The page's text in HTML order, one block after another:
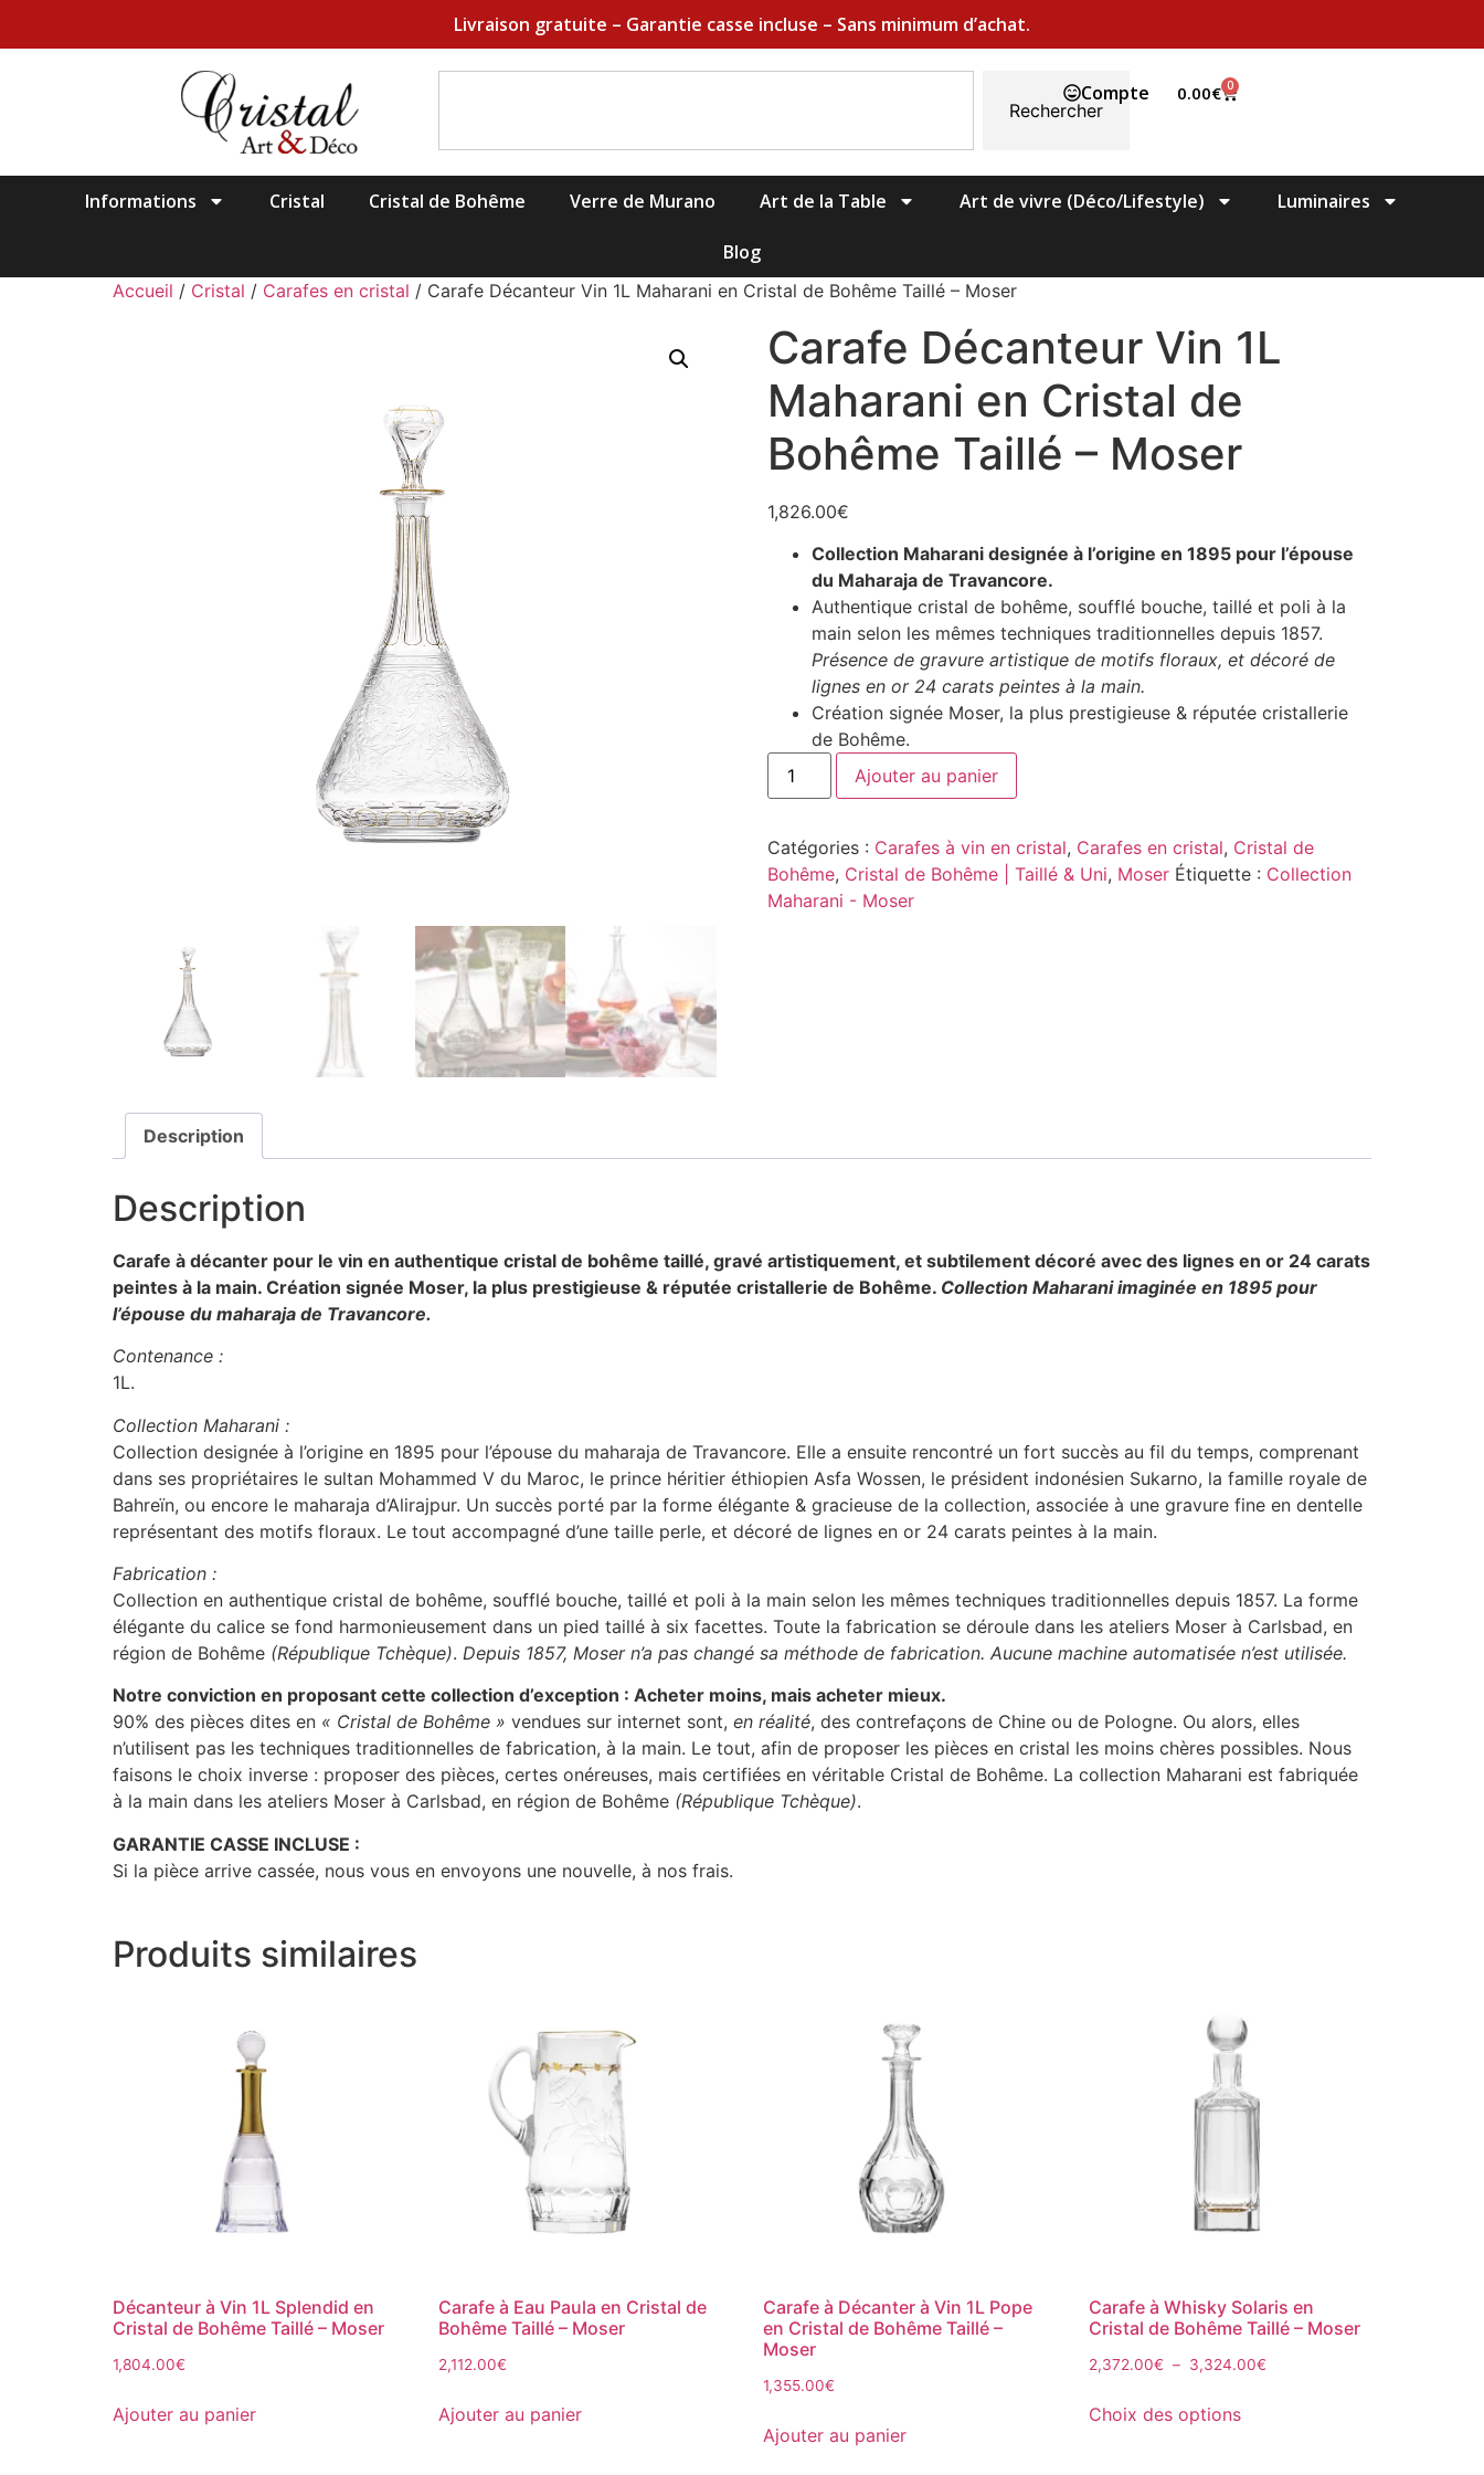
Livraison gratuite – Garantie casse incluse – Sans minimum d’achat.
Rechercher
Compte 0.00€ 0
Informations Cristal Cristal de Bohême Verre de Murano Art de la Table Art de vivre (Déco/Lifestyle) Luminaires
Blog
Accueil / Cristal / Carafes en cristal / Carafe Décanteur Vin 1L Maharani en Cristal de Bohême Taillé – Moser
Carafe Décanteur Vin 1L
Maharani en Cristal de
Bohême Taillé – Moser
1,826.00€
Collection Maharani designée à l’origine en 1895 pour l’épouse
du Maharaja de Travancore.
Authentique cristal de bohême, soufflé bouche, taillé et poli à la
main selon les mêmes techniques traditionnelles depuis 1857.
Présence de gravure artistique de motifs floraux, et décoré de
lignes en or 24 carats peintes à la main.
Création signée Moser, la plus prestigieuse & réputée cristallerie
de Bohême.
Ajouter au panier
Catégories : Carafes à vin en cristal, Carafes en cristal, Cristal de
Bohême, Cristal de Bohême | Taillé & Uni, Moser Étiquette : Collection
Maharani - Moser
Description
Description
Carafe à décanter pour le vin en authentique cristal de bohême taillé, gravé artistiquement, et subtilement décoré avec des lignes en or 24 carats
peintes à la main. Création signée Moser, la plus prestigieuse & réputée cristallerie de Bohême. Collection Maharani imaginée en 1895 pour
l’épouse du maharaja de Travancore.
Contenance :
1L.
Collection Maharani :
Collection designée à l’origine en 1895 pour l’épouse du maharaja de Travancore. Elle a ensuite rencontré un fort succès au fil du temps, comprenant
dans ses propriétaires le sultan Mohammed V du Maroc, le prince héritier éthiopien Asfa Wossen, le président indonésien Sukarno, la famille royale de
Bahreïn, ou encore le maharaja d’Alirajpur. Un succès porté par la forme élégante & gracieuse de la collection, associée à une gravure fine en dentelle
représentant des motifs floraux. Le tout accompagné d’une taille perle, et décoré de lignes en or 24 carats peintes à la main.
Fabrication :
Collection en authentique cristal de bohême, soufflé bouche, taillé et poli à la main selon les mêmes techniques traditionnelles depuis 1857. La forme
élégante du calice se fond harmonieusement dans un pied taillé à six facettes. Toute la fabrication se déroule dans les ateliers Moser à Carlsbad, en
région de Bohême (République Tchèque). Depuis 1857, Moser n’a pas changé sa méthode de fabrication. Aucune machine automatisée n’est utilisée.
Notre conviction en proposant cette collection d’exception : Acheter moins, mais acheter mieux.
90% des pièces dites en « Cristal de Bohême » vendues sur internet sont, en réalité, des contrefaçons de Chine ou de Pologne. Ou alors, elles
n’utilisent pas les techniques traditionnelles de fabrication, à la main. Le tout, afin de proposer les pièces en cristal les moins chères possibles. Nous
faisons le choix inverse : proposer des pièces, certes onéreuses, mais certifiées en véritable Cristal de Bohême. La collection Maharani est fabriquée
à la main dans les ateliers Moser à Carlsbad, en région de Bohême (République Tchèque).
GARANTIE CASSE INCLUSE :
Si la pièce arrive cassée, nous vous en envoyons une nouvelle, à nos frais.
Produits similaires
Décanteur à Vin 1L Splendid en
Cristal de Bohême Taillé – Moser
1,804.00€
Ajouter au panier
Carafe à Eau Paula en Cristal de
Bohême Taillé – Moser
2,112.00€
Ajouter au panier
Carafe à Décanter à Vin 1L Pope
en Cristal de Bohême Taillé –
Moser
1,355.00€
Ajouter au panier
Carafe à Whisky Solaris en
Cristal de Bohême Taillé – Moser
2,372.00€ – 3,324.00€
Choix des options